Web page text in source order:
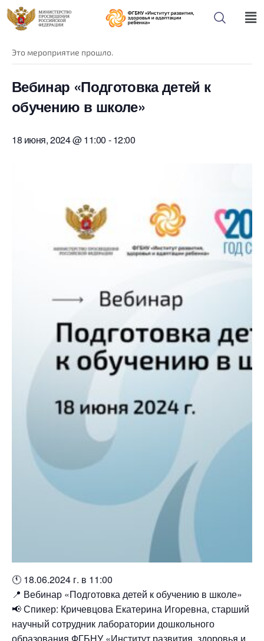
« Все Мероприятия
Это мероприятие прошло.
Вебинар «Подготовка детей к
обучению в школе»
18 июня, 2024 @ 11:00 -12:00
🕚 18.06.2024 г. в 11:00
📍 Вебинар «Подготовка детей к обучению в школе»
📢 Спикер: Кричевцова Екатерина Игоревна, старший
научный сотрудник лаборатории дошкольного
образования ФГБНУ «Институт развития, здоровья и